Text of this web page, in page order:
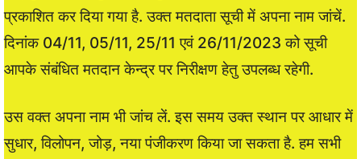
प्रकाशित कर दिया गया है. उक्त मतदाता सूची में अपना नाम जांचें.
दिनांक 04/11, 05/11, 25/11 एवं 26/11/2023 को सूची
आपके संबंधित मतदान केन्द्र पर निरीक्षण हेतु उपलब्ध रहेगी.
उस वक्त अपना नाम भी जांच लें. इस समय उक्त स्थान पर आधार में
सुधार, विलोपन, जोड़, नया पंजीकरण किया जा सकता है. हम सभी